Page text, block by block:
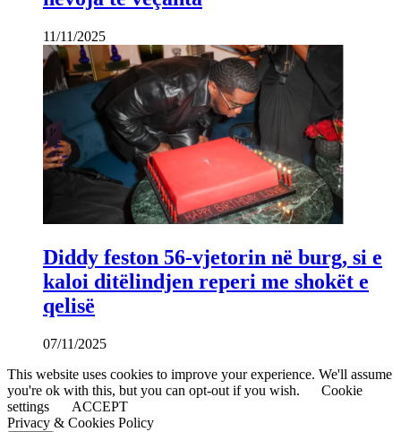
11/11/2025
Diddy feston 56-vjetorin në burg, si e
kaloi ditëlindjen reperi me shokët e
qelisë
07/11/2025
This website uses cookies to improve your experience. We'll assume
you're ok with this, but you can opt-out if you wish.
Cookie
settings
ACCEPT
Privacy & Cookies Policy